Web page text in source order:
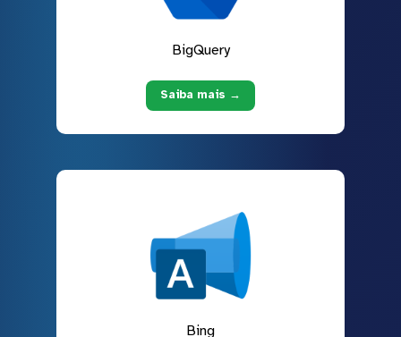
BigQuery
Saiba mais →
Bing